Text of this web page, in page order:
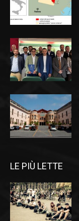
LE PIÙ LETTE